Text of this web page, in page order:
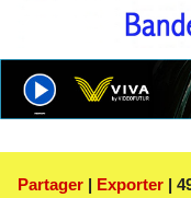
Partager | Exporter |